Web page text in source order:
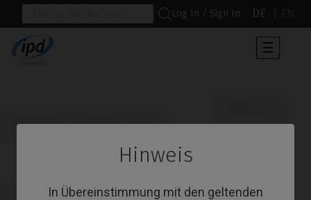
Hinweis
In Übereinstimmung mit den geltenden
Log In / Sign In DE
der
☰
Startseite Systeme KL™
Multi-Unit